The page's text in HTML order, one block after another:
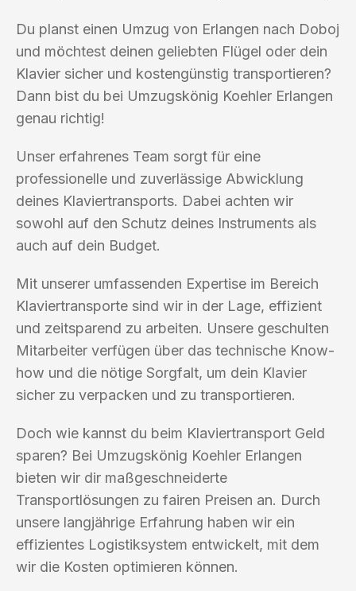
Du planst einen Umzug von Erlangen nach Doboj
und möchtest deinen geliebten Flügel oder dein
Klavier sicher und kostengünstig transportieren?
Dann bist du bei Umzugskönig Koehler Erlangen
genau richtig!
Unser erfahrenes Team sorgt für eine
professionelle und zuverlässige Abwicklung
deines Klaviertransports. Dabei achten wir
sowohl auf den Schutz deines Instruments als
auch auf dein Budget.
Mit unserer umfassenden Expertise im Bereich
Klaviertransporte sind wir in der Lage, effizient
und zeitsparend zu arbeiten. Unsere geschulten
Mitarbeiter verfügen über das technische Know-
how und die nötige Sorgfalt, um dein Klavier
sicher zu verpacken und zu transportieren.
Doch wie kannst du beim Klaviertransport Geld
sparen? Bei Umzugskönig Koehler Erlangen
bieten wir dir maßgeschneiderte
Transportlösungen zu fairen Preisen an. Durch
unsere langjährige Erfahrung haben wir ein
effizientes Logistiksystem entwickelt, mit dem
wir die Kosten optimieren können.